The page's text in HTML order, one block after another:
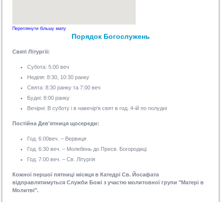
Переглянути більшу мапу
Порядок Богослужень
Святі Літургії:
Субота: 5:00 веч
Неділя: 8:30, 10:30 ранку
Свята: 8:30 ранку та 7:00 веч
Будні: 8:00 ранку
Вечірні: В суботу і в навечір'я свят в год. 4-ій по полудні
Постійна Дев'ятниця щосереди:
Год. 6:00веч. – Вервиця
Год. 6:30 веч. – Молебень до Пресв. Богородиці
Год. 7:00 веч. – Св. Літургія
Кожної першої пятниці місяця в Катедрі Св. Йосафата
відправлятимуться Служби Божі з участю молитовної групи "Матері в
Молитві".